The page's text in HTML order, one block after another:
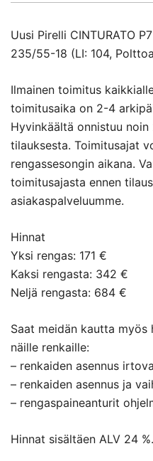
Uusi Pirelli CINTURATO
235/55-18 (LI: 104,
Ilmainen toimitus
toimitusaika on 2-4
Hyvinkäältä onnistuu
tilauksesta. Toimitusajat
rengassesongin aikana.
toimitusajasta ennen
asiakaspalveluumme.
Hinnat
Yksi rengas: 171 €
Kaksi rengasta: 342 €
Neljä rengasta: 684 €
Saat meidän kautta myös
näille renkaille:
– renkaiden asennus
– renkaiden asennus ja
– rengaspaineanturit
Hinnat sisältäen ALV 24 %.